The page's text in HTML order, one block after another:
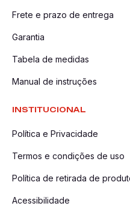
Frete e prazo de entrega
Garantia
Tabela de medidas
Manual de instruções
INSTITUCIONAL
Política e Privacidade
Termos e condições de uso
Política de retirada de
Acessibilidade